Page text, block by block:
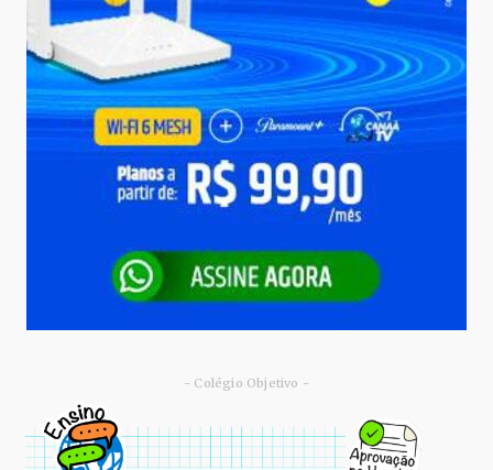
- Colégio Objetivo -